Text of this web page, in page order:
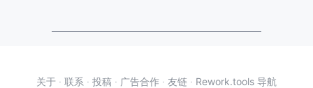
关于 · 联系 · 投稿 · 广告合作 · 友链 · Rework.tools 导航